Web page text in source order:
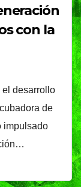
con la
el desarrollo
de
impulsado